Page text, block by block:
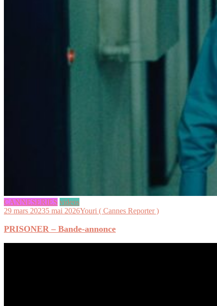
CANNESERIES videos
29 mars 20235 mai 2026Youri ( Cannes Reporter )
PRISONER – Bande-annonce